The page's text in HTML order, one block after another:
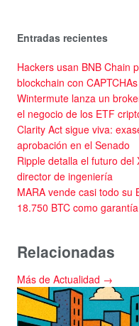
Entradas recientes
Hackers usan BNB Chain
blockchain con
Wintermute lanza un
el negocio de los ETF
Clarity Act sigue viva:
aprobación en el Senado
Ripple detalla el futuro
director de ingeniería
MARA vende casi todo su
18.750 BTC como
Relacionadas
Más de Actualidad →